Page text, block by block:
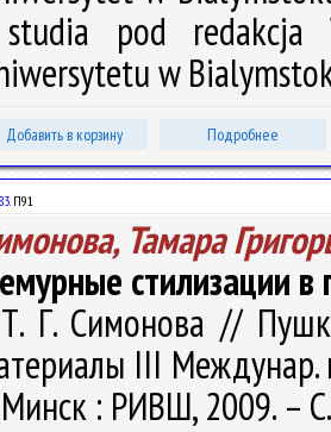
pod redakcja
w
Добавить в корзину Подробнее
П91
Тамара
стилизации
Г. Симонова //
III Междунар.
: РИВШ, 2009. –